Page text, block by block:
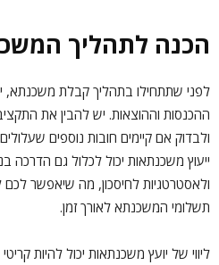
הכנה לתהליך
לפני שתתחילו בתהליך קבלת
ההכנסות וההוצאות. יש להבין את
ולבדוק אם קיימים חובות נוספים
ייעוץ משכנתאות יכול לכלול גם הדרכה
ולאסטרטגיות לחיסכון, מה שיאפשר
תשלומי המשכנתא לאורך זמן.
ליווי של יועץ משכנתאות יכול להיות